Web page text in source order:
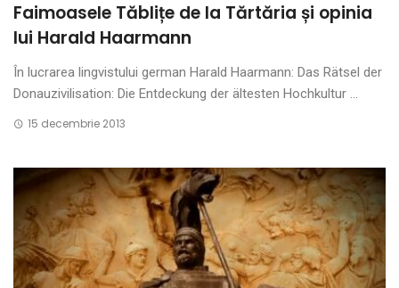
Faimoasele Tăblițe de la Tărtăria și opinia
lui Harald Haarmann
În lucrarea lingvistului german Harald Haarmann: Das Rätsel der
Donauzivilisation: Die Entdeckung der ältesten Hochkultur ...
15 decembrie 2013